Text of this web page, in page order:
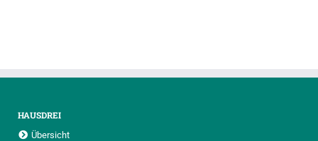
HAUSDREI
Übersicht